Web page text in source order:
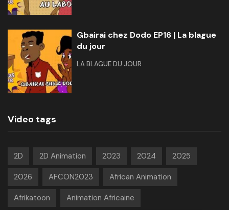
Gbairai chez Dodo EP16 | La blague
du jour
LA BLAGUE DU JOUR
Video tags
2D 2D Animation 2023 2024 2025
2026 AFCON2023 African Animation
Afrikatoon Animation Africaine